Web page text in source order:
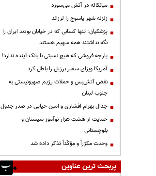
میانکاله در آتش می‌سوزد
زلزله شهر یاسوج را لرزاند
پزشکیان: تنها کسانی که در خیابان بودند ایران را
نگه نداشتند همه سهیم هستند
پارچه فروشی که هیچ نسبتی با بانک آینده ندارد!
آمریکا ویزای سفیر برزیل را باطل کرد
نقض آتش‌بس و حملات رژیم صهیونیستی به
جنوب لبنان
جدال بهرام افشاری و امین حیایی در صدر جدول
حمایت از هشت هزار نوآموز سیستان و
بلوچستانی
وحدت مکرّراً و مؤکّداً تذکر داده شد
پربحث ترین عناوین